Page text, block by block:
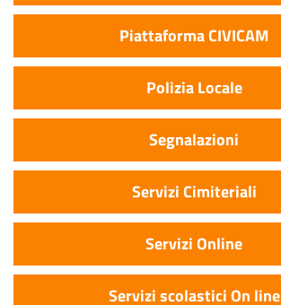
Piattaforma CIVICAM
Polizia Locale
Segnalazioni
Servizi Cimiteriali
Servizi Online
Servizi scolastici On line